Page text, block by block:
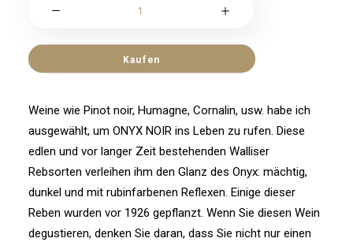
Valais
Menge
Kaufen
Weine wie Pinot noir, Humagne, Cornalin, usw. habe ich
ausgewählt, um ONYX NOIR ins Leben zu rufen. Diese
edlen und vor langer Zeit bestehenden Walliser
Rebsorten verleihen ihm den Glanz des Onyx: mächtig,
dunkel und mit rubinfarbenen Reflexen. Einige dieser
Reben wurden vor 1926 gepflanzt. Wenn Sie diesen Wein
degustieren, denken Sie daran, dass Sie nicht nur einen